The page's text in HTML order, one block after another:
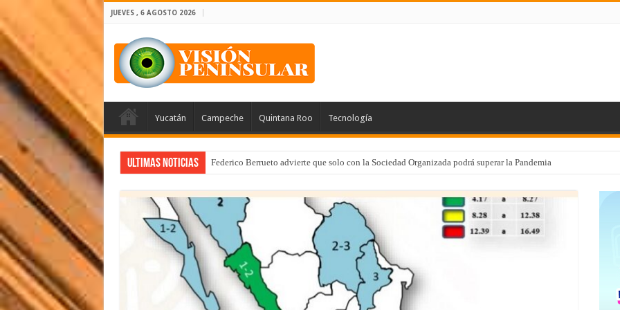
JUEVES , 6 AGOSTO 2026
Yucatán Campeche Quintana Roo Tecnología
Ultimas Noticias Federico Berrueto advierte que solo con la Sociedad Organizada podrá superar la Pandemia